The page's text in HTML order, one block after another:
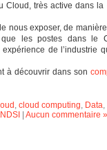
Cloud, très active dans la
nous exposer, de
que les postes dans le
de l’industrie
à découvrir dans son
, cloud computing, Data,
Aucun commentaire »